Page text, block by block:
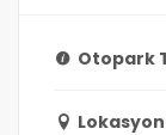
Otopark